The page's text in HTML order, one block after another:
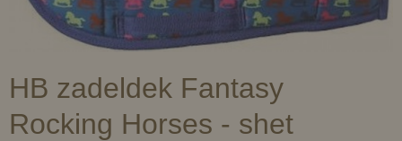
HB zadeldek Fantasy
Rocking Horses - shet